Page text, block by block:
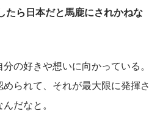
ら日本だと馬鹿にされかねな
の好きや想いに向かっている。
られて、それが最大限に発揮さ
だなと。